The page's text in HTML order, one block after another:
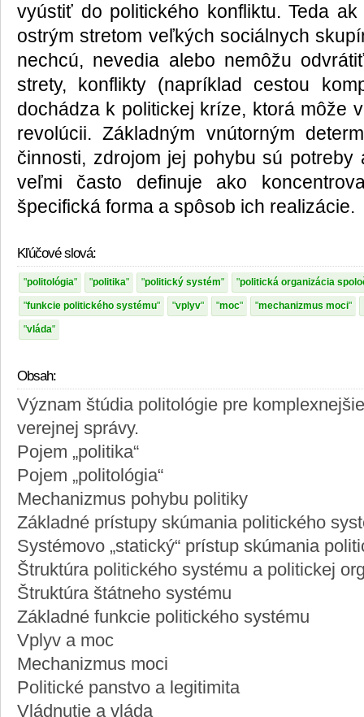
vyústiť do politického konfliktu. Teda
ostrým stretom veľkých sociálnych
nechcú, nevedia alebo nemôžu
strety, konflikty (napríklad cestou
dochádza k politickej kríze, ktorá môže
revolúcii. Základným vnútorným
činnosti, zdrojom jej pohybu sú potreby
veľmi často definuje ako
špecifická forma a spôsob ich realizácie.
Kľúčové slová:
politológia politika politický systém politická organizácia
funkcie politického systému vplyv moc mechanizmus moci
vláda
Obsah:
Význam štúdia politológie pre
verejnej správy.
Pojem „politika“
Pojem „politológia“
Mechanizmus pohybu politiky
Základné prístupy skúmania politického
Systémovo „statický“ prístup skúmania
Štruktúra politického systému a politickej
Štruktúra štátneho systému
Základné funkcie politického systému
Vplyv a moc
Mechanizmus moci
Politické panstvo a legitimita
Vládnutie a vláda